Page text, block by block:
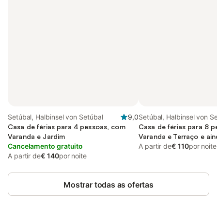
Setúbal, Halbinsel von Setúbal
9,0
Casa de férias para 4 pessoas, com
Varanda e Jardim
Cancelamento gratuito
A partir de€ 140por noite
Setúbal, Halbinsel von
Casa de férias para 8
Varanda e Terraço e
Piscina
A partir de€ 110por noite
Mostrar todas as ofertas